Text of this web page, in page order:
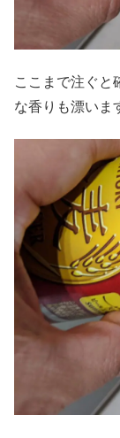
ここまで注ぐと
な香りも漂いま